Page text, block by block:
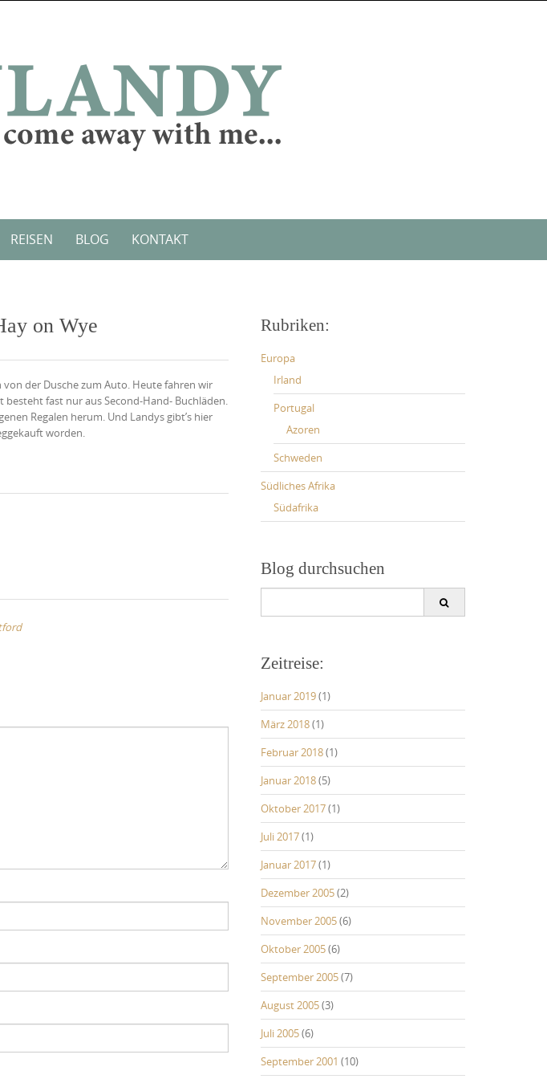
REISEN BLOG KONTAKT
on Wye
der Dusche zum Auto. Heute fahren wir
fast nur aus Second-Hand- Buchläden.
Regalen herum. Und Landys gibt’s hier
worden.
Rubriken:
Europa
Irland
Portugal
Azoren
Schweden
Südliches Afrika
Südafrika
Blog durchsuchen
Zeitreise:
Januar 2019(1)
März 2018(1)
Februar 2018(1)
Januar 2018(5)
Oktober 2017(1)
Juli 2017(1)
Januar 2017(1)
Dezember 2005(2)
November 2005(6)
Oktober 2005(6)
September 2005(7)
August 2005(3)
Juli 2005(6)
September 2001 (10)